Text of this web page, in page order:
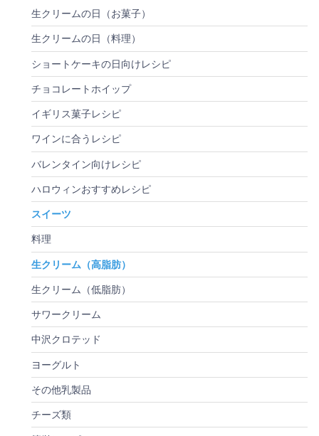
生クリームの日（お菓子）
生クリームの日（料理）
ショートケーキの日向けレシピ
チョコレートホイップ
イギリス菓子レシピ
ワインに合うレシピ
バレンタイン向けレシピ
ハロウィンおすすめレシピ
スイーツ
料理
生クリーム（高脂肪）
生クリーム（低脂肪）
サワークリーム
中沢クロテッド
ヨーグルト
その他乳製品
チーズ類